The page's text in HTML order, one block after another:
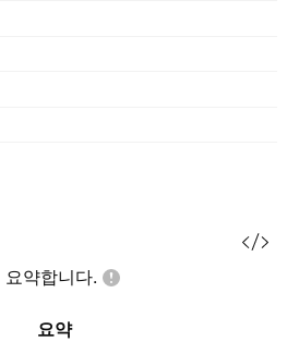
요약합니다.
요약